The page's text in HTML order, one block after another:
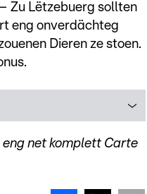
Zu Lëtzebuerg sollten
eng onverdächteg
Dieren ze stoen.
eng net komplett Carte